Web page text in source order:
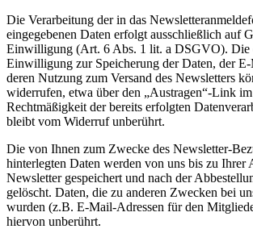
Die Verarbeitung der in das
eingegebenen Daten erfolgt ausschließlich auf
Einwilligung (Art. 6 Abs. 1 lit. a DSGVO). Die
Einwilligung zur Speicherung der Daten, der
deren Nutzung zum Versand des Newsletters
widerrufen, etwa über den „Austragen“-Link
Rechtmäßigkeit der bereits erfolgten
bleibt vom Widerruf unberührt.
Die von Ihnen zum Zwecke des Newsletter-
hinterlegten Daten werden von uns bis zu Ihrer
Newsletter gespeichert und nach der
gelöscht. Daten, die zu anderen Zwecken bei
wurden (z.B. E-Mail-Adressen für den
hiervon unberührt.